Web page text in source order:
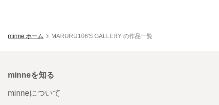
minne ホーム MARURU106'S GALLERY の作品一覧
minneを知る
minneについて